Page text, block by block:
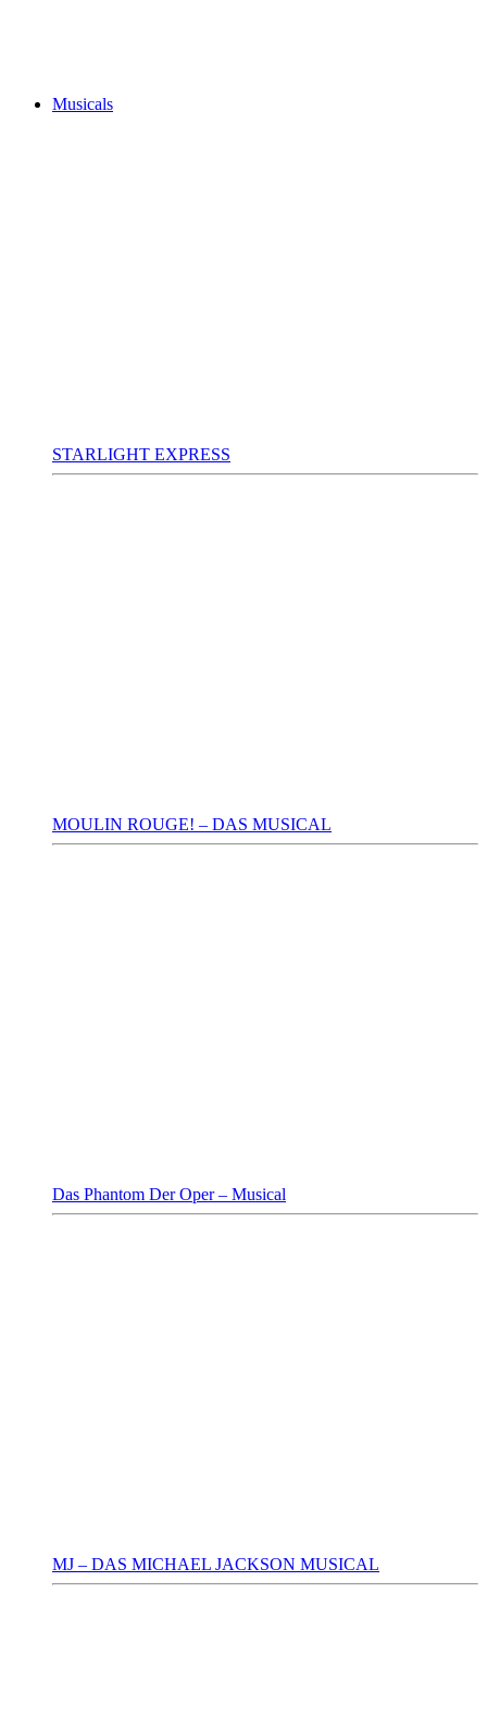
Musicals
STARLIGHT EXPRESS
MOULIN ROUGE! – DAS MUSICAL
Das Phantom Der Oper – Musical
MJ – DAS MICHAEL JACKSON MUSICAL